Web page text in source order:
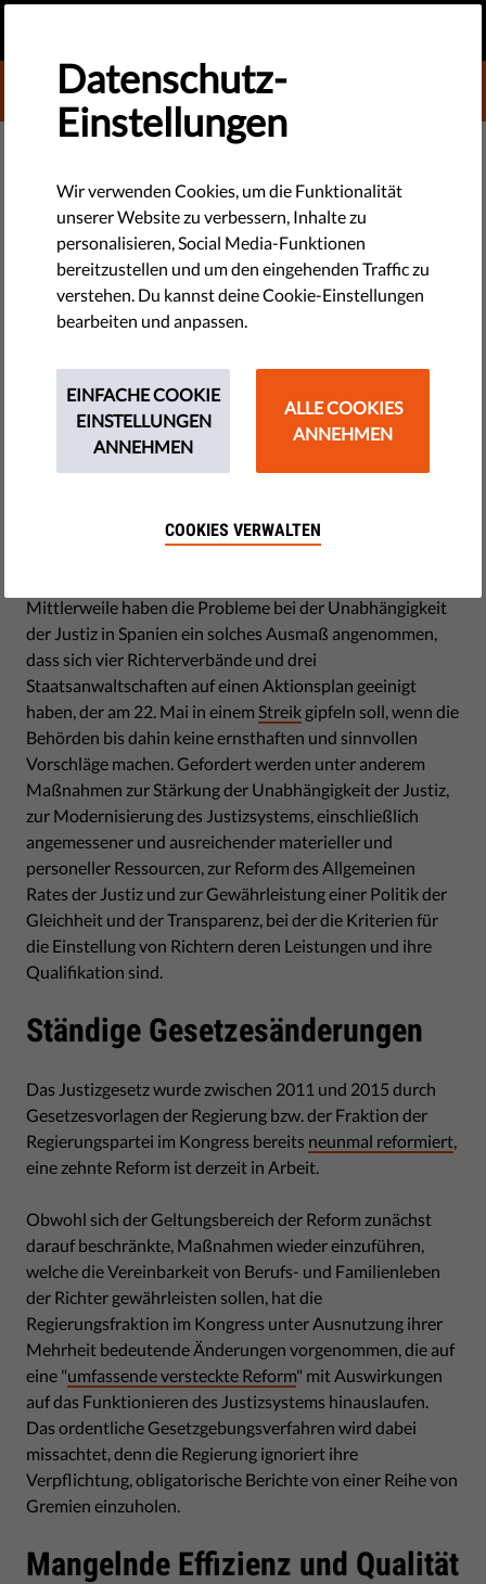
DONATE TO LIBERTIES
TECHNOLOGIE & RECHTE
Porträt der spanischen Justiz
Spanien kämpft nach wie vor mit gravierenden Mängeln bei
der Unabhängigkeit der Justiz. Als einer der Grundpfeiler
demokratischer Gesellschaften, ist diese aber essentiell für
das Vertrauen der Öffentlichkeit in ihre Institutionen.
by Rights International Spain
Mai 16, 2018
In den vergangenen Jahren hat sich das Liberties-Mitglied
Rights International Spain regelmäßig an die UNO-
schwere Mängel in den Bereichen Unabhängigkeit der
Mittlerweile haben die Probleme bei der Unabhängigkeit
der Justiz in Spanien ein solches Ausmaß angenommen,
dass sich vier Richterverbände und drei
Staatsanwaltschaften auf einen Aktionsplan geeinigt
haben, der am 22. Mai in einem Streik gipfeln soll, wenn die
Behörden bis dahin keine ernsthaften und sinnvollen
Vorschläge machen. Gefordert werden unter anderem
Maßnahmen zur Stärkung der Unabhängigkeit der Justiz,
zur Modernisierung des Justizsystems, einschließlich
angemessener und ausreichender materieller und
personeller Ressourcen, zur Reform des Allgemeinen
Rates der Justiz und zur Gewährleistung einer Politik der
Gleichheit und der Transparenz, bei der die Kriterien für
die Einstellung von Richtern deren Leistungen und ihre
Qualifikation sind.
Ständige Gesetzesänderungen
Das Justizgesetz wurde zwischen 2011 und 2015 durch
Gesetzesvorlagen der Regierung bzw. der Fraktion der
Regierungspartei im Kongress bereits neunmal reformiert,
eine zehnte Reform ist derzeit in Arbeit.
Obwohl sich der Geltungsbereich der Reform zunächst
darauf beschränkte, Maßnahmen wieder einzuführen,
welche die Vereinbarkeit von Berufs- und Familienleben
der Richter gewährleisten sollen, hat die
Regierungsfraktion im Kongress unter Ausnutzung ihrer
Mehrheit bedeutende Änderungen vorgenommen, die auf
eine "umfassende versteckte Reform" mit Auswirkungen
auf das Funktionieren des Justizsystems hinauslaufen.
Das ordentliche Gesetzgebungsverfahren wird dabei
missachtet, denn die Regierung ignoriert ihre
Verpflichtung, obligatorische Berichte von einer Reihe von
Gremien einzuholen.
Mangelnde Effizienz und Qualität
Datenschutz-
Einstellungen
Wir verwenden Cookies, um die Funktionalität
unserer Website zu verbessern, Inhalte zu
personalisieren, Social Media-Funktionen
bereitzustellen und um den eingehenden Traffic zu
verstehen. Du kannst deine Cookie-Einstellungen
bearbeiten und anpassen.
EINFACHE COOKIE
EINSTELLUNGEN
ANNEHMEN
ALLE COOKIES
ANNEHMEN
COOKIES VERWALTEN